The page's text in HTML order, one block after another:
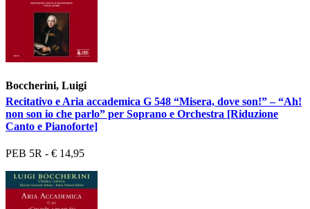
Boccherini, Luigi
Recitativo e Aria accademica G 548 “Misera, dove son!” – “Ah!
non son io che parlo” per Soprano e Orchestra [Riduzione
Canto e Pianoforte]
PEB 5R - € 14,95